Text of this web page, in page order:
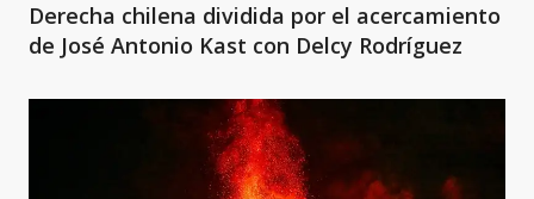
Derecha chilena dividida por el acercamiento
de José Antonio Kast con Delcy Rodríguez